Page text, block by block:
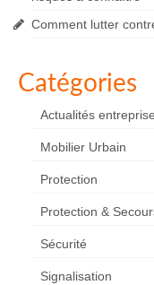
Comment lutter
Catégories
Actualités entreprise
Mobilier Urbain
Protection
Protection &
Sécurité
Signalisation